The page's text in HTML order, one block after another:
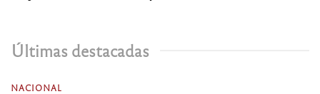
Últimas destacadas
NACIONAL